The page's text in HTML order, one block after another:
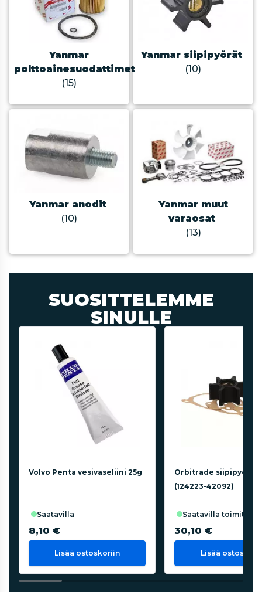
Yanmar
polttoainesuodattimet
(15)
Yanmar siipipyörät
(10)
Yanmar anodit
(10)
Yanmar muut
varaosat
(13)
SUOSITTELEMME
SINULLE
Volvo Penta vesivaseliini 25g
saatavilla
8,10 €
Lisää ostoskoriin
Orbitrade siipipyörä
(124223-42092)
saatavilla
30,10 €
Lisää